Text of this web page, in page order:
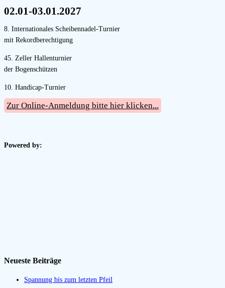
02.01-03.01.2027
8. Internationales Scheibennadel-Turnier
mit Rekordberechtigung
45. Zeller Hallenturnier
der Bogenschützen
10. Handicap-Turnier
Zur Online-Anmeldung bitte hier klicken...
Powered by:
Neueste Beiträge
Spannung bis zum letzten Pfeil